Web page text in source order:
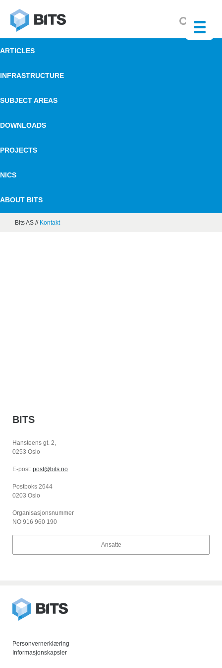
ARTICLES
INFRASTRUCTURE
SUBJECT AREAS
DOWNLOADS
PROJECTS
NICS
ABOUT BITS
Bits AS // Kontakt
BITS
Hansteens gt. 2,
0253 Oslo
E-post: post@bits.no
Postboks 2644
0203 Oslo
Organisasjonsnummer
NO 916 960 190
Ansatte
Personvernerklæring
Informasjonskapsler